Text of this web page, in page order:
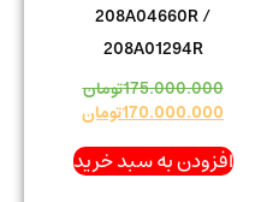
208A04660R /
208A01294R
175.000.000تومان
170.000.000تومان
افزودن به سبد خرید